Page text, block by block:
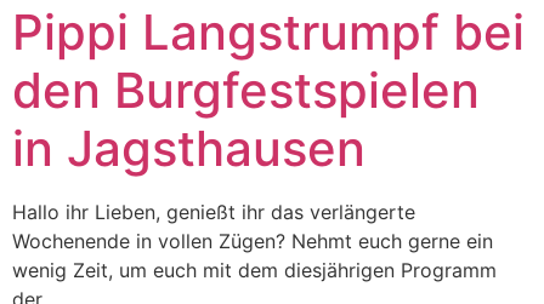
Pippi Langstrumpf bei
den Burgfestspielen
in Jagsthausen
Hallo ihr Lieben, genießt ihr das verlängerte
Wochenende in vollen Zügen? Nehmt euch gerne ein
wenig Zeit, um euch mit dem diesjährigen Programm
der